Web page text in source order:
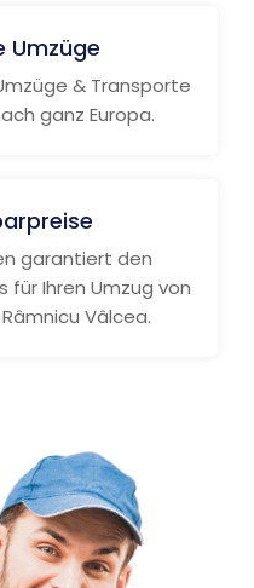
Umzüge
& Transporte
ganz Europa.
garantiert den
für Ihren Umzug von
Vâlcea.